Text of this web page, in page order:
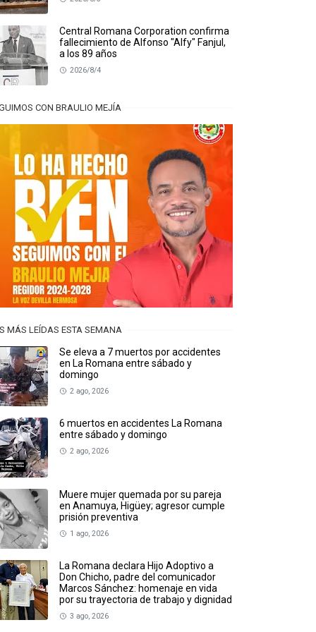
Central Romana Corporation confirma
fallecimiento de Alfonso "Alfy" Fanjul,
a los 89 años
2026/8/4
CON BRAULIO MEJÍA
MÁS LEÍDAS ESTA SEMANA
Se eleva a 7 muertos por accidentes
en La Romana entre sábado y
domingo
2 ago, 2026
6 muertos en accidentes La Romana
entre sábado y domingo
2 ago, 2026
Muere mujer quemada por su pareja
en Anamuya, Higüey; agresor cumple
prisión preventiva
1 ago, 2026
La Romana declara Hijo Adoptivo a
Don Chicho, padre del comunicador
Marcos Sánchez: homenaje en vida
por su trayectoria de trabajo y dignidad
3 ago, 2026